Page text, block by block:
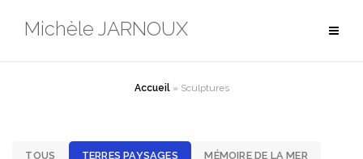
Michèle JARNOUX
Accueil» Sculptures
TOUS TERRES PAYSAGES MÉMOIRE DE LA MER